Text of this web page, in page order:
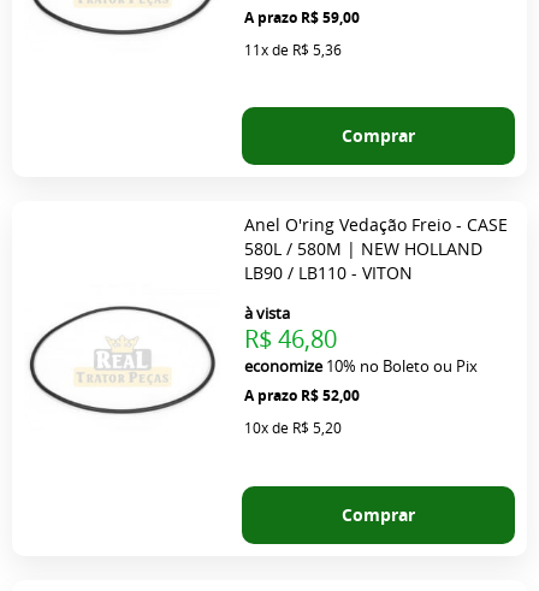
R$ 59,00
11xde R$ 5,36
Comprar
Anel O'ring Vedação Freio - CASE
580L / 580M | NEW HOLLAND
LB90 / LB110 - VITON
R$ 52,00
à vista
R$ 46,80
economize10% no Boleto ou Pix
10xde R$ 5,20
Comprar